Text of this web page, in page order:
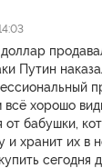
Путин
хорошо
от бабушки,
и хранит их в
сегодня